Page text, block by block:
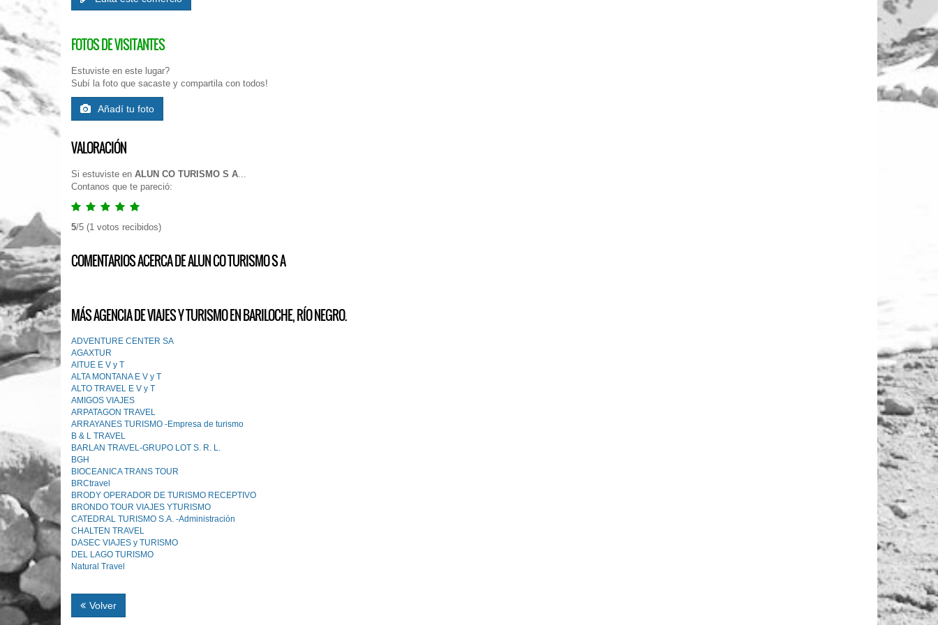
FOTOS DE VISITANTES
Estuviste en este lugar?
Subí la foto que sacaste y compartila con todos!
Añadí tu foto
VALORACIÓN
Si estuviste en ALUN CO TURISMO S A...
Contanos que te pareció:
5/5 (1 votos recibidos)
COMENTARIOS ACERCA DE ALUN CO TURISMO S A
MÁS AGENCIA DE VIAJES Y TURISMO EN BARILOCHE, RÍO NEGRO.
ADVENTURE CENTER SA
AGAXTUR
AITUE E V y T
ALTA MONTANA E V y T
ALTO TRAVEL E V y T
AMIGOS VIAJES
ARPATAGON TRAVEL
ARRAYANES TURISMO -Empresa de turismo
B & L TRAVEL
BARLAN TRAVEL-GRUPO LOT S. R. L.
BGH
BIOCEANICA TRANS TOUR
BRCtravel
BRODY OPERADOR DE TURISMO RECEPTIVO
BRONDO TOUR VIAJES YTURISMO
CATEDRAL TURISMO S.A. -Administración
CHALTEN TRAVEL
DASEC VIAJES y TURISMO
DEL LAGO TURISMO
Natural Travel
Volver